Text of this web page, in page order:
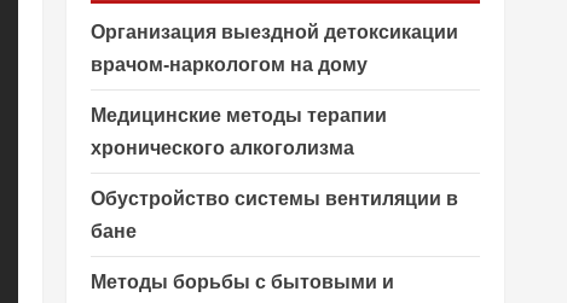
Организация выездной детоксикации
врачом-наркологом на дому
Медицинские методы терапии
хронического алкоголизма
Обустройство системы вентиляции в
бане
Методы борьбы с бытовыми и